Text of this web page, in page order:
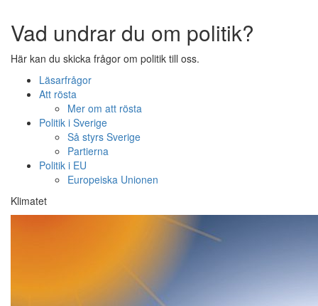
Vad undrar du om politik?
Här kan du skicka frågor om politik till oss.
Läsarfrågor
Att rösta
Mer om att rösta
Politik i Sverige
Så styrs Sverige
Partierna
Politik i EU
Europeiska Unionen
Klimatet